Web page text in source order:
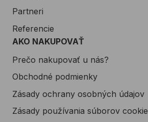
Partneri
Referencie
AKO NAKUPOVAŤ
Prečo nakupovať u nás?
Obchodné podmienky
Zásady ochrany osobných údajov
Zásady používania súborov cookie